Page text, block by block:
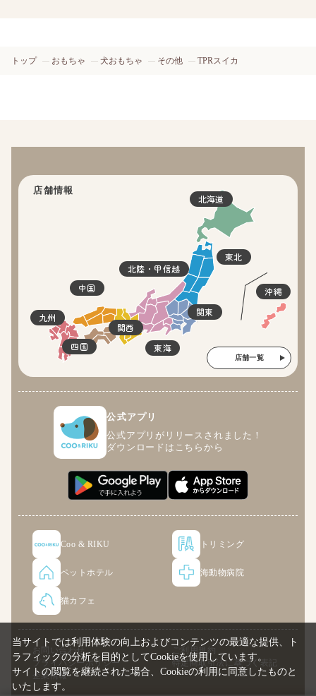
トップ おもちゃ 犬おもちゃ その他 TPRスイカ
店舗情報
北海道
東北
関東
北陸・甲信越
東海
関西
四国
中国
九州
沖縄
店舗一覧
公式アプリ
公式アプリがリリースされました！
ダウンロードはこちらから
Coo & RIKU トリミング
ペットホテル 海動物病院
猫カフェ
お問い合わせ
ご利用規約
プライバシーポリシー
特定商取引法に基づく表記
企業情報
当サイトでは利用体験の向上およびコンテンツの最適な提供、ト
ラフィックの分析を目的としてCookieを使用しています。
サイトの閲覧を継続された場合、Cookieの利用に同意したものと
いたします。